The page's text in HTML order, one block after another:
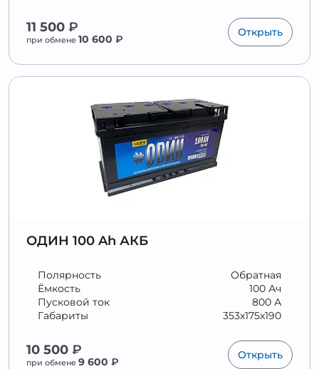
11 500 ₽
при обмене 10 600 ₽
Открыть
ОДИН 100 Ah АКБ
Обратная
Полярность
100 Ач
Ёмкость
800 А
Пусковой ток
353x175x190
Габариты
10 500 ₽
при обмене 9 600 ₽
Открыть